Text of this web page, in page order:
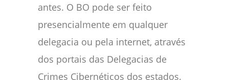
antes. O BO pode ser feito
presencialmente em qualquer
delegacia ou pela internet, através
dos portais das Delegacias de
Crimes Cibernéticos dos estados.